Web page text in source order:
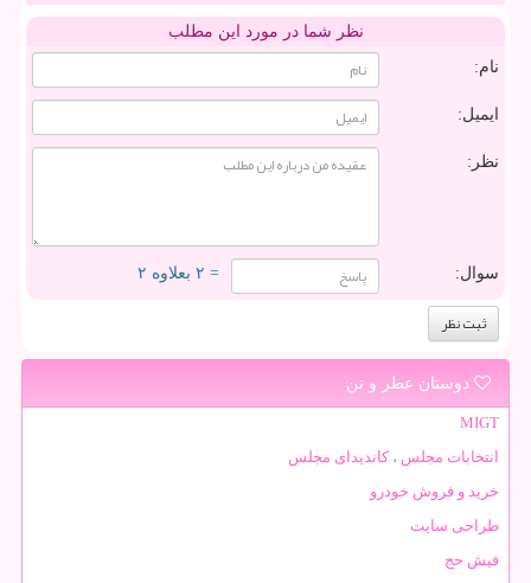
نظر شما در مورد این مطلب
نام:
ایمیل:
نظر:
سوال: = ۲ بعلاوه ۲
دوستان عطر و تن
MIGT
انتخابات مجلس ، کاندیدای مجلس
خرید و فروش خودرو
طراحی سایت
فیش حج